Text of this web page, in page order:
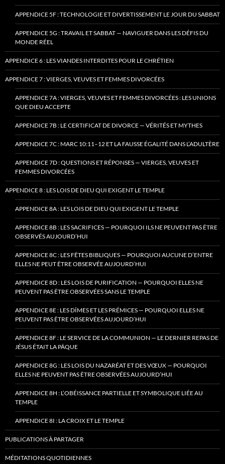
APPENDICE 5F : TECHNOLOGIE ET DIVERTISSEMENT LE JOUR DU SABBAT
APPENDICE 5G : TRAVAIL ET SABBAT — NAVIGUER DANS LES DÉFIS DU
MONDE RÉEL
APPENDICE 6 : LES VIANDES INTERDITES POUR LE CHRÉTIEN
APPENDICE 7 : VIERGES, VEUVES ET FEMMES DIVORCÉES
APPENDICE 7A : VIERGES, VEUVES ET FEMMES DIVORCÉES : LES UNIONS
QUE DIEU ACCEPTE
APPENDICE 7B : LE CERTIFICAT DE DIVORCE — VÉRITÉS ET MYTHES
APPENDICE 7C : MARC 10:11–12 ET LA FAUSSE ÉGALITÉ DANS L’ADULTÈRE
APPENDICE 7D : QUESTIONS ET RÉPONSES — VIERGES, VEUVES ET
FEMMES DIVORCÉES
APPENDICE 8 : LES LOIS DE DIEU QUI EXIGENT LE TEMPLE
APPENDICE 8A : LES LOIS DE DIEU QUI EXIGENT LE TEMPLE
APPENDICE 8B : LES SACRIFICES — POURQUOI ILS NE PEUVENT PAS ÊTRE
OBSERVÉS AUJOURD’HUI
APPENDICE 8C : LES FÊTES BIBLIQUES — POURQUOI AUCUNE D’ENTRE
ELLES NE PEUT ÊTRE OBSERVÉE AUJOURD’HUI
APPENDICE 8D : LES LOIS DE PURIFICATION — POURQUOI ELLES NE
PEUVENT PAS ÊTRE OBSERVÉES SANS LE TEMPLE
APPENDICE 8E : LES DÎMES ET LES PRÉMICES — POURQUOI ELLES NE
PEUVENT PAS ÊTRE OBSERVÉES AUJOURD’HUI
APPENDICE 8F : LE SERVICE DE LA COMMUNION — LE DERNIER REPAS DE
JÉSUS ÉTAIT LA PÂQUE
APPENDICE 8G : LES LOIS DU NAZARÉAT ET DES VŒUX — POURQUOI
ELLES NE PEUVENT PAS ÊTRE OBSERVÉES AUJOURD’HUI
APPENDICE 8H : L’OBÉISSANCE PARTIELLE ET SYMBOLIQUE LIÉE AU
TEMPLE
APPENDICE 8I : LA CROIX ET LE TEMPLE
PUBLICATIONS À PARTAGER
MÉDITATIONS QUOTIDIENNES